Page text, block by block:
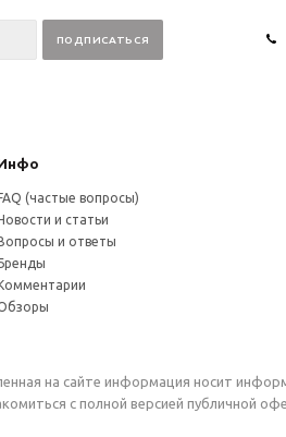
FAQ (частые вопросы)
Новости и статьи
Вопросы и ответы
Бренды
Комментарии
на сайте информация носит
с полной версией публичной